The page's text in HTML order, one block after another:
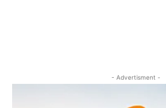
- Advertisment -